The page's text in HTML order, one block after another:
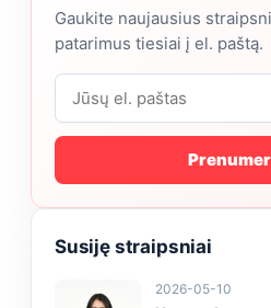
Gaukite naujausius
patarimus tiesiai į el. paštą.
Susiję straipsniai
2026-05-10